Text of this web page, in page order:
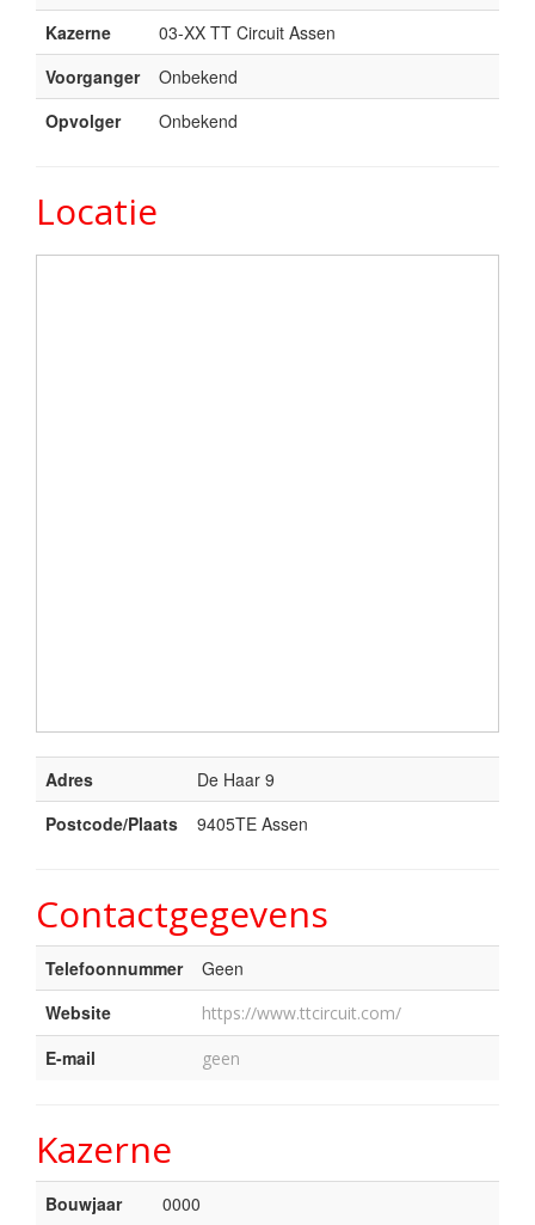
Kazerne
03-XX TT Circuit Assen
Voorganger
Onbekend
Opvolger
Onbekend
Locatie
Adres
De Haar 9
Postcode/Plaats
9405TE Assen
Contactgegevens
Telefoonnummer
Geen
Website
https://www.ttcircuit.com/
E-mail geen
Kazerne
Bouwjaar 0000